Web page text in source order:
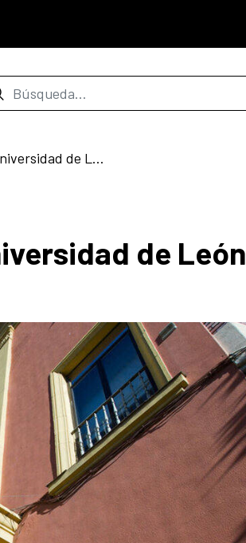
de búsqueda
Becas TalentUnileon – Universidad de León
de León